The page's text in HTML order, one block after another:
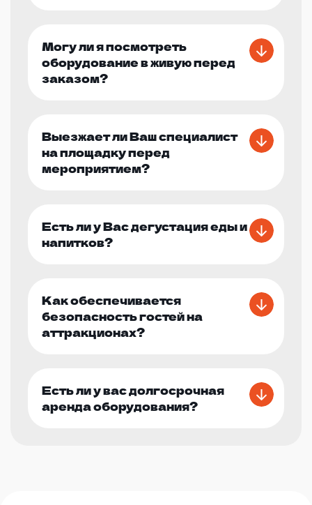
Могу ли я посмотреть
оборудование в живую перед
заказом?
Выезжает ли Ваш специалист
на площадку перед
мероприятием?
Есть ли у Вас дегустация еды и
напитков?
Как обеспечивается
безопасность гостей на
аттракционах?
Есть ли у вас долгосрочная
аренда оборудования?